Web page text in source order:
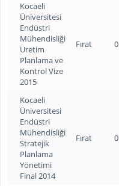
Kocaeli
Üniversitesi
Endüstri
Mühendisliği
Üretim
Planlama ve
Kontrol Vize
2015
Fırat 0
Kocaeli
Üniversitesi
Endüstri
Mühendisliği
Stratejik
Planlama
Yönetimi
Final 2014
Fırat 0